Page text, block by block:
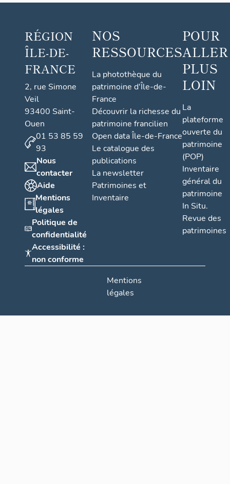
RÉGION
ÎLE-DE-
FRANCE
2, rue Simone
Veil
93400 Saint-
Ouen
01 53 85 59
93
Nous
contacter
Aide
Mentions
légales
Politique de
confidentialité
Accessibilité :
non conforme
NOS
RESSOURCES
La photothèque du
patrimoine d'Île-de-
France
Découvrir la richesse du
patrimoine francilien
Open data Île-de-France
Le catalogue des
publications
La newsletter
Patrimoines et
Inventaire
POUR
ALLER
PLUS
LOIN
La
plateforme
ouverte du
patrimoine
(POP)
Inventaire
général du
patrimoine
In Situ.
Revue des
patrimoines
Mentions
légales